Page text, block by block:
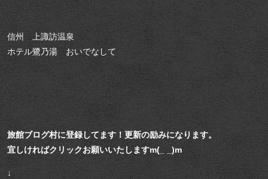
信州 上諏訪温泉
ホテル鷺乃湯 おいでなして
旅館ブログ村に登録してます！更新の励みになります。
宜しければクリックお願いいたしますm(_ _)m
↓